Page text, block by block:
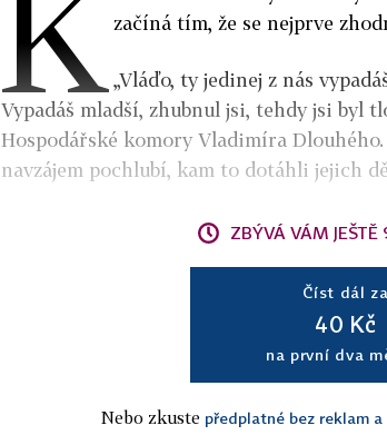
začíná tím, že se nejprve
„Vláďo, ty jedinej z nás
Vypadáš mladší, zhubnul jsi, tehdy jsi byl
Hospodářské komory Vladimíra
navzájem pochlubí, kam to dotáhli jejich
ZBÝVÁ VÁM JEŠTĚ
Číst dál za
40 Kč
na první dva
Nebo zkuste předplatné bez reklam